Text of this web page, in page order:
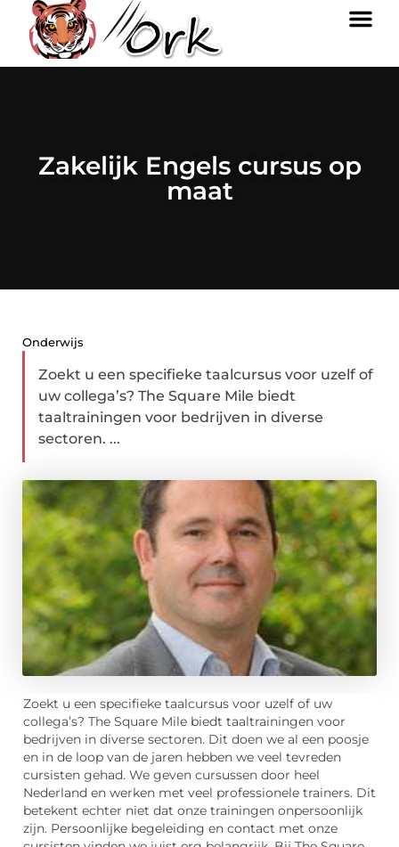
Zakelijk Engels cursus op
maat
Onderwijs
Zoekt u een specifieke taalcursus voor uzelf of
uw collega’s? The Square Mile biedt
taaltrainingen voor bedrijven in diverse
sectoren. ...
Zoekt u een specifieke taalcursus voor uzelf of uw
collega’s? The Square Mile biedt taaltrainingen voor
bedrijven in diverse sectoren. Dit doen we al een poosje
en in de loop van de jaren hebben we veel tevreden
cursisten gehad. We geven cursussen door heel
Nederland en werken met veel professionele trainers. Dit
betekent echter niet dat onze trainingen onpersoonlijk
zijn. Persoonlijke begeleiding en contact met onze